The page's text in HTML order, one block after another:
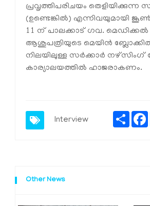
പ്രവൃത്തിപരിചയം തെളിയിക്കുന്ന
(ഉണ്ടെങ്കില്‍) എന്നിവയുമായി
11 ന് പാലക്കാട് ഗവ.
ആശുപത്രിയുടെ മെയിന്‍
നിലയിലുള്ള സര്‍ക്കാര്‍ നഴ്‌സിംഗ്
കാര്യാലയത്തില്‍ ഹാജരാകണം.
Interview
Share
Other News